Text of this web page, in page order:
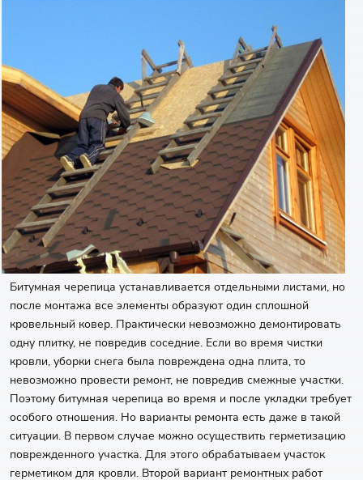
Битумная черепица устанавливается отдельными листами, но
после монтажа все элементы образуют один сплошной
кровельный ковер. Практически невозможно демонтировать
одну плитку, не повредив соседние. Если во время чистки
кровли, уборки снега была повреждена одна плита, то
невозможно провести ремонт, не повредив смежные участки.
Поэтому битумная черепица во время и после укладки требует
особого отношения. Но варианты ремонта есть даже в такой
ситуации. В первом случае можно осуществить герметизацию
поврежденного участка. Для этого обрабатываем участок
герметиком для кровли. Второй вариант ремонтных работ